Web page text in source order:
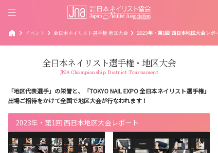
home chevron_right イベント chevron_right 全日本ネイリスト選手権 地区大会 chevron_right 2023年・第1回 西日本地区大会レポ
全日本ネイリスト選手権・地区大会
JNA Championship District Tournament
「地区代表選手」の栄誉と、「TOKYO NAIL EXPO 全日本ネイリスト選手権」
出場ご招待をかけて全国で地区大会が行なわれます！
2023年・第1回 西日本地区大会レポート